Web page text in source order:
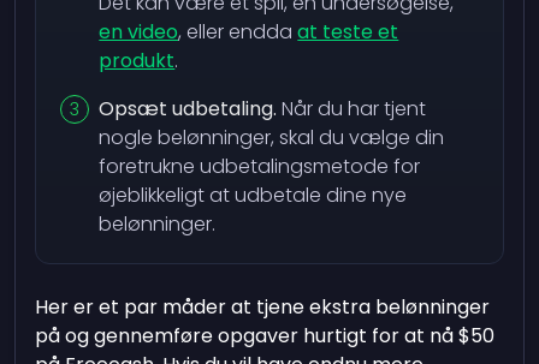
en video, eller enddaat teste et
produkt.
Opsæt udbetaling. Når du har tjent
nogle belønninger, skal du vælge din
foretrukne udbetalingsmetode for
øjeblikkeligt at udbetale dine nye
belønninger.
Her er et par måder at tjene ekstra belønninger
på og gennemføre opgaver hurtigt for at nå $50